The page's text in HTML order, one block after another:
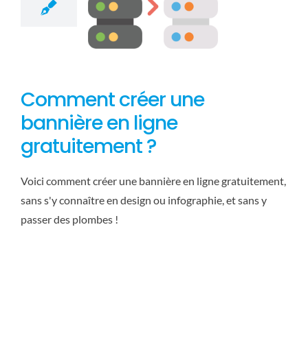
Comment créer une
bannière en ligne
gratuitement ?
Voici comment créer une bannière en ligne gratuitement,
sans s'y connaître en design ou infographie, et sans y
passer des plombes !